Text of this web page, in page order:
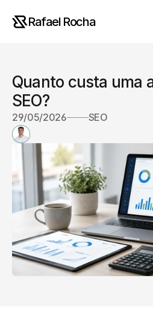
Rafael Rocha
29/05/2026 SEO
Quanto custa uma
SEO?